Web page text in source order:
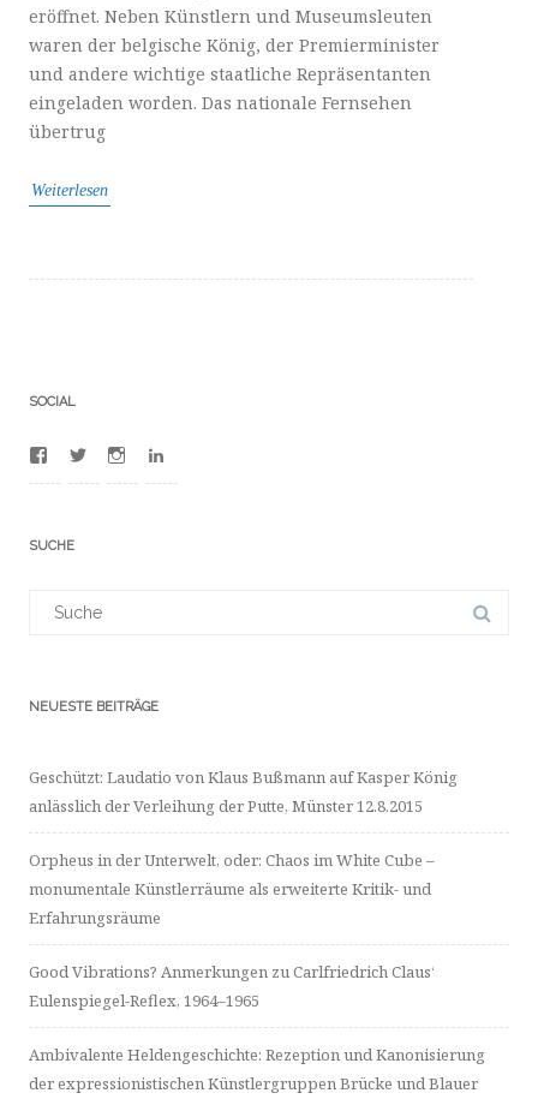
eröffnet. Neben Künstlern und Museumsleuten
waren der belgische König, der Premierminister
und andere wichtige staatliche Repräsentanten
eingeladen worden. Das nationale Fernsehen
übertrug
Weiterlesen
SOCIAL
Profil
anzeigen
Profil Profil
SUCHE
für:
NEUESTE BEITRÄGE
Geschützt: Laudatio von Klaus Bußmann auf Kasper König
anlässlich der Verleihung der Putte, Münster 12.8.2015
Orpheus in der Unterwelt, oder: Chaos im White Cube –
monumentale Künstlerräume als erweiterte Kritik- und
Erfahrungsräume
Good Vibrations? Anmerkungen zu Carlfriedrich Claus‘
Eulenspiegel-Reflex, 1964–1965
Ambivalente Heldengeschichte: Rezeption und Kanonisierung
der expressionistischen Künstlergruppen Brücke und Blauer